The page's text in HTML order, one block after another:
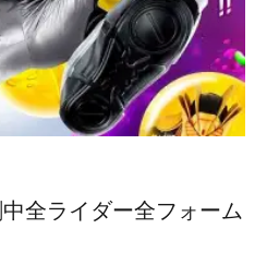
全ライダー全フォーム